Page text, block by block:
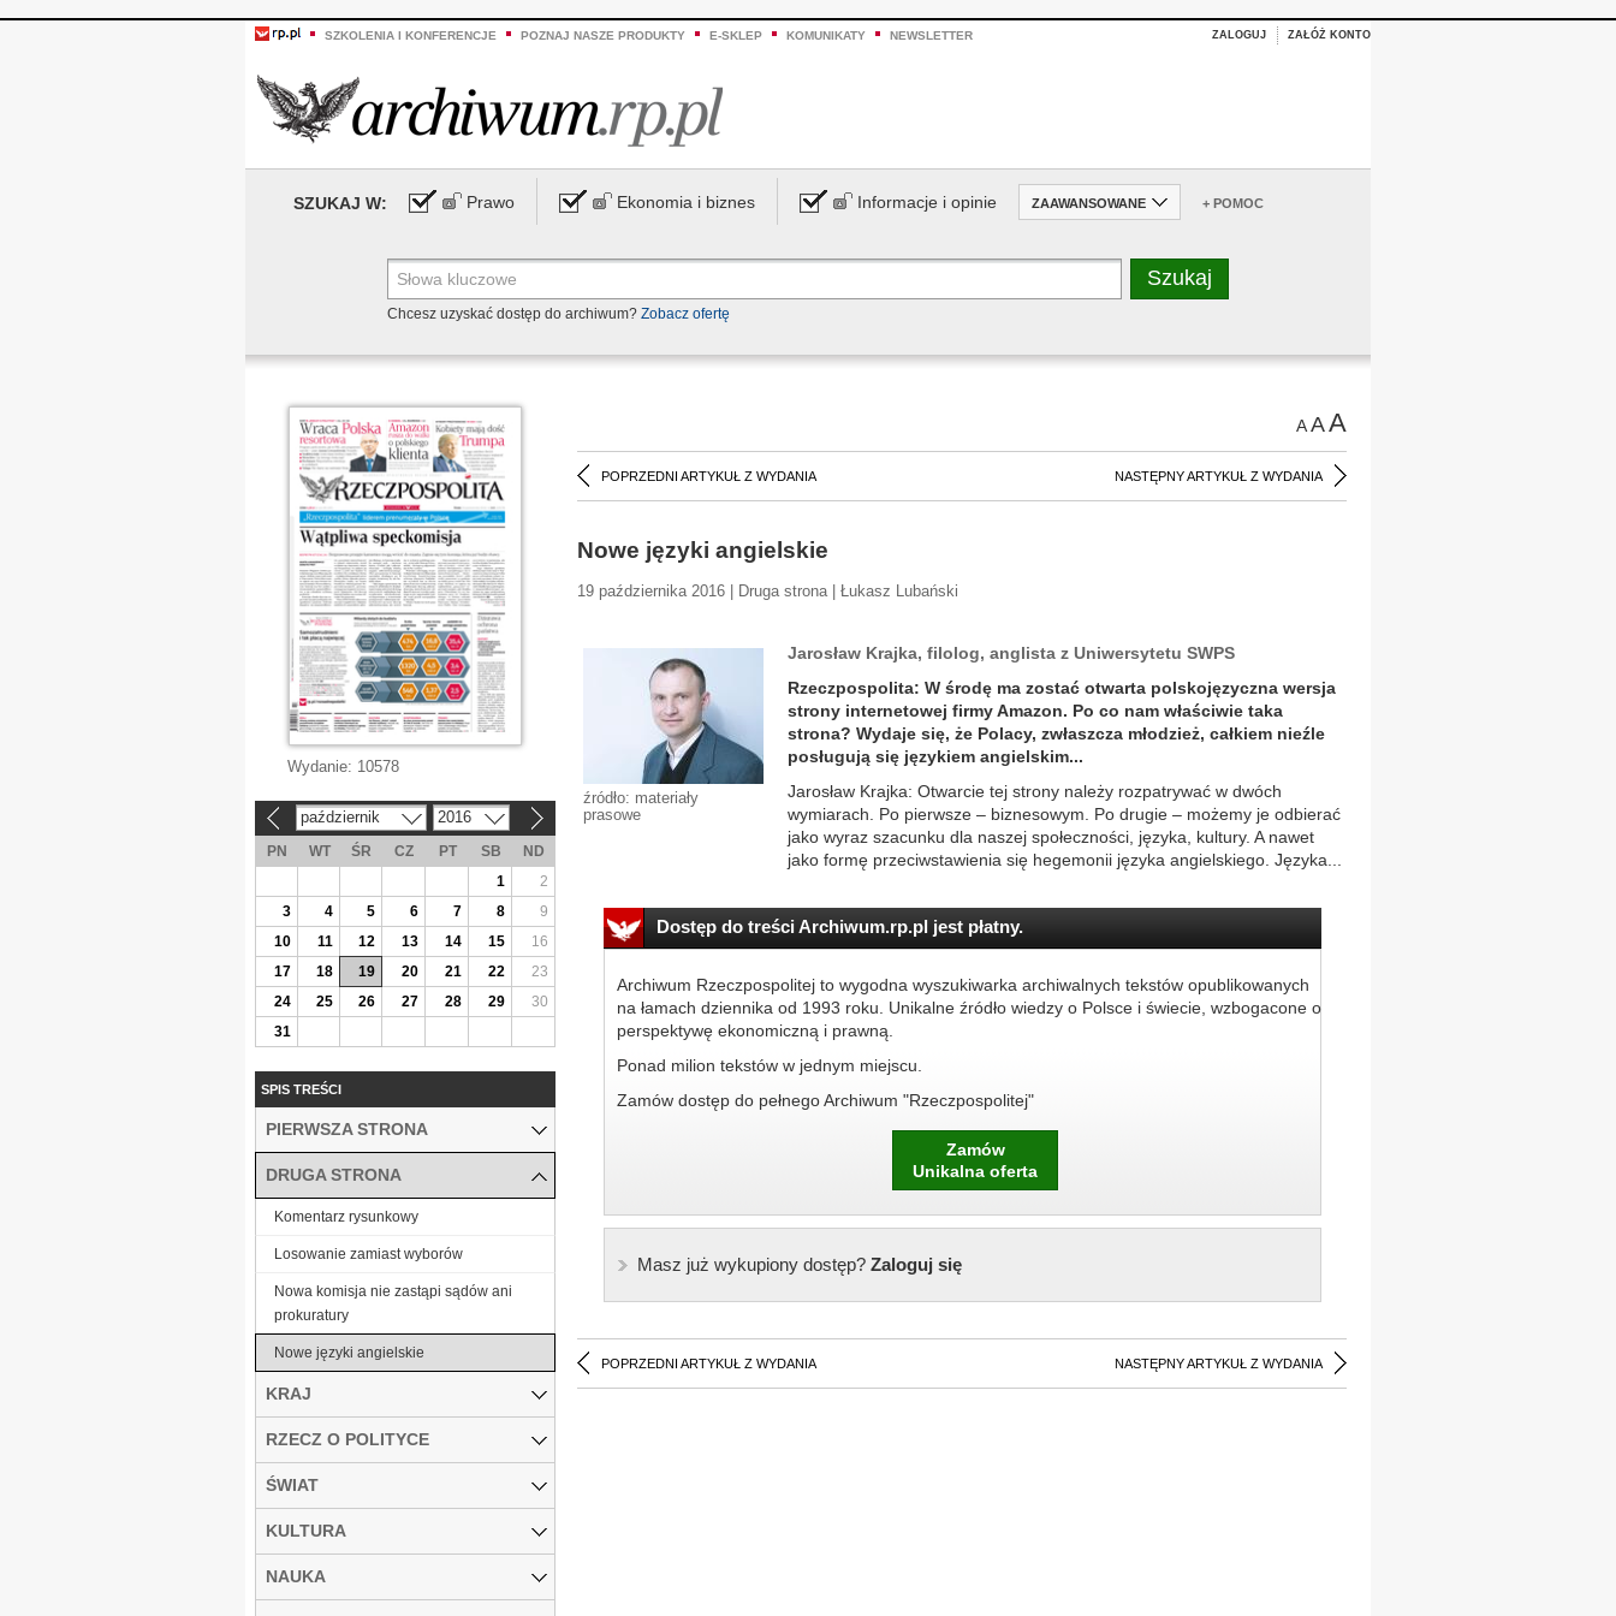
SZKOLENIA I KONFERENCJE POZNAJ NASZE PRODUKTY E-SKLEP KOMUNIKATY NEWSLETTER ZALOGUJ ZAŁÓŻ KONTO
SZUKAJ W: Prawo Ekonomia i biznes Informacje i opinie ZAAWANSOWANE + POMOC
Chcesz uzyskać dostęp do archiwum? Zobacz ofertę
AAA
POPRZEDNI ARTYKUŁ Z WYDANIA NASTĘPNY ARTYKUŁ Z WYDANIA
Nowe języki angielskie
19 października 2016 | Druga strona | Łukasz Lubański
źródło: materiały
prasowe
Jarosław Krajka, filolog, anglista z Uniwersytetu SWPS
Rzeczpospolita: W środę ma zostać otwarta polskojęzyczna wersja
strony internetowej firmy Amazon. Po co nam właściwie taka
strona? Wydaje się, że Polacy, zwłaszcza młodzież, całkiem nieźle
posługują się językiem angielskim...
Jarosław Krajka: Otwarcie tej strony należy rozpatrywać w dwóch
wymiarach. Po pierwsze – biznesowym. Po drugie – możemy je odbierać
jako wyraz szacunku dla naszej społeczności, języka, kultury. A nawet
jako formę przeciwstawienia się hegemonii języka angielskiego. Języka...
Dostęp do treści Archiwum.rp.pl jest płatny.
Archiwum Rzeczpospolitej to wygodna wyszukiwarka archiwalnych tekstów opublikowanych
na łamach dziennika od 1993 roku. Unikalne źródło wiedzy o Polsce i świecie, wzbogacone o
perspektywę ekonomiczną i prawną.
Ponad milion tekstów w jednym miejscu.
Zamów dostęp do pełnego Archiwum "Rzeczpospolitej"
Zamów
Unikalna oferta
Masz już wykupiony dostęp?Zaloguj się
POPRZEDNI ARTYKUŁ Z WYDANIA NASTĘPNY ARTYKUŁ Z WYDANIA
Wydanie: 10578
październik 2016
PN WT ŚR CZ PT SB
ND
1
2
3
4 5 6 7 8
9
10
11 12 13 14 15
16
17
18 19 20 21 22
23
24
25 26 27 28 29
30
31
SPIS TREŚCI
PIERWSZA STRONA
DRUGA STRONA
Komentarz rysunkowy
Losowanie zamiast wyborów
Nowa komisja nie zastąpi sądów ani
prokuratury
Nowe języki angielskie
KRAJ
RZECZ O POLITYCE
ŚWIAT
KULTURA
NAUKA